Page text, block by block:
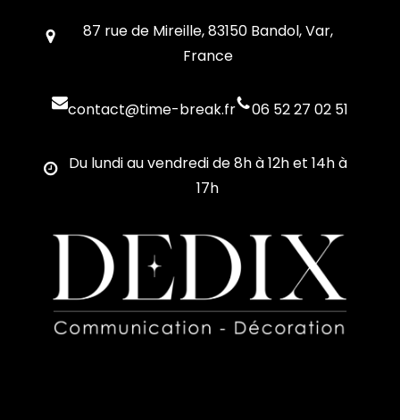
87 rue de Mireille, 83150 Bandol, Var,
France
contact@time-break.fr 06 52 27 02 51
Du lundi au vendredi de 8h à 12h et 14h à
17h